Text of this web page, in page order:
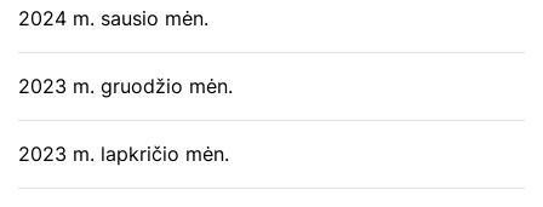
2024 m. sausio mėn.
2023 m. gruodžio mėn.
2023 m. lapkričio mėn.